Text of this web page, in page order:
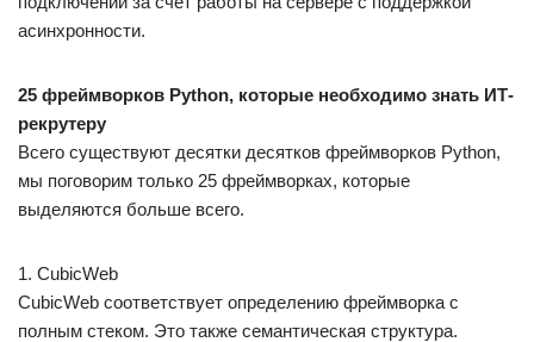
асинхронности.
25 фреймворков Python, которые необходимо знать ИТ-
рекрутеру
Всего существуют десятки десятков фреймворков Python,
мы поговорим только 25 фреймворках, которые
выделяются больше всего.
1. CubicWeb
CubicWeb соответствует определению фреймворка с
полным стеком. Это также семантическая структура.